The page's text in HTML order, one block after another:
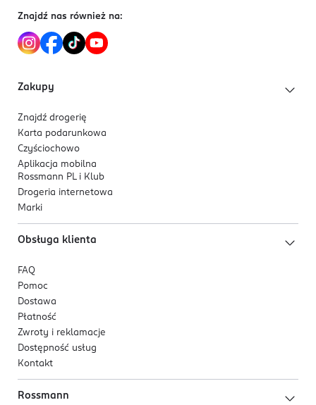
Aleja Bohaterów Warszawy 15-16
70-370 Szczecin
Znajdź nas również na:
Zakupy
Znajdź drogerię
Karta podarunkowa
Czyściochowo
Aplikacja mobilna
Rossmann PL i Klub
Drogeria internetowa
Marki
Obsługa klienta
FAQ
Pomoc
Dostawa
Płatność
Zwroty i reklamacje
Dostępność usług
Kontakt
Rossmann